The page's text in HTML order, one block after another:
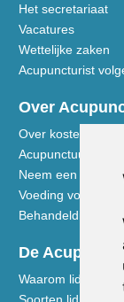
Het secretariaat
Vacatures
Wettelijke zaken
Acupuncturist
Over
Over kosten en
Acupunctuur
Neem een kijkje in
Voeding volgens
De
Waarom lid